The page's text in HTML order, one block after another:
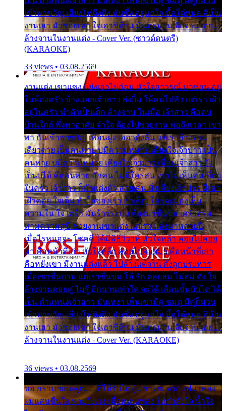
เข้าพาขวัญ เสียงโห่ตึงตึง มันซึ้ง อยู่แก่ใจ มื้อใด๋หนอ สิเป็น
งานเฮา มัวซอยเขา ใจเฮาซิด้าน มันทรมาน จับจาน เอย…
ล้างจานในงานแต่ง - Cover Ver. (ซาวด์ดนตรี)
(KARAOKE)
33 views • 03.08.2569
งานแต่ง เขาแซง แย่งเอาไปก่อน หัวใจอาวรณ์ มาซ่อน อยู่
ในห้องครัว ข้างนอกเจ้าสาว ส่งยิ้ม ให้คนไปทั่ว แต่เรา เฝ้า
อยู่ในครัว ทำตัวเป็นเด็ก ล้างจาน ในเมื่อ เจ้าสาว คือคน
บ้านใกล้ พึ่งพาอาศัย จำใจ ต้องไปช่วยงาน พอถึงเวลา เขา
พา กันเข้าพาขวัญ เพื่อนฝูง เฮฮาดังลั่น แต่เราล้างจาน
เดียวดาย เป็นคนพ่าย บ่มีความหมาย เคียงใจเจ้าบ่าว เป็น
คนพ่าย บ่มีความหมาย เคียงใจเจ้าบ่าว เพื่อนเจ้าสาว ยัง
เป็นบ่ได้ คือคนพ่าย ฮักคน ไม่มีใครสน เขาไม่เห็นคน ที่อยู่
ในครัว เจ้าสาว ก็มัวแต่งตัว สวยเด่น นั่งเคียงเจ้าบ่าว ที่เขา
เฝ้าคอย ใจเต้น หัวใจของเรา ลำเค็ญ ใครจะมองเห็น
ความใน ใจ เศร้า มันร้าวระบม ต้องมาขื่นขม เศร้าตรม
ท่ามความสุขี ช่วยงานเขาแต่ง แต่เรา แล้งมาหลายปี
เมื่อไรหนอจะ โชคดี ได้มีพิธีวิวาห์ หัวใจหล้า คอยไปคอย
มา คือหน้าที่เก่า หัวใจหล้า คอยไปคอยมา คือหน้าที่เก่า
คือหยังเขา มีงานแต่งแล้ว ไปล้างแต่จาน ดั่งถูกประหาร
เมื่อเขาชื่นบาน แต่เราขื่นขม โอ้ รัก ลอยลม ไม่สม ดัง ใจ
ล้างจานคอยคู่ ไม่รู้ อีกนานเท่าใด จะได้ เลื่อนขั้นบันได ได้
เป็น ตำแหน่งเจ้าสาว มันเหงา เห็นเขามีคู่ ซมดู มีคู่ก็ม่วน
เข้าพาขวัญ เสียงโห่ตึงตึง มันซึ้ง อยู่แก่ใจ มื้อใด๋หนอ สิเป็น
งานเฮา มัวซอยเขา ใจเฮาซิด้าน มันทรมาน จับจาน เอย…
ล้างจานในงานแต่ง - Cover Ver. (KARAOKE)
36 views • 03.08.2569
ขอ กราบ ขอบคุณ.... ที่ได้รับไออุ่น การุณ จากแฟน เพลง
ผมแสนชื่นใจ หายวังเวง เมื่อแฟนเพลง ให้กำลังใจ น้ำใจ